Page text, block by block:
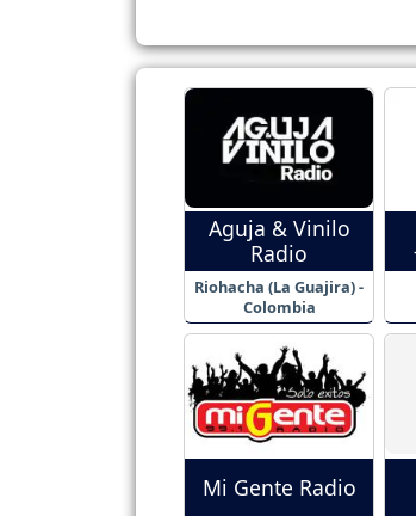
Aguja & Vinilo
Radio
Riohacha (La Guajira) -
Colombia
Mi Gente Radio